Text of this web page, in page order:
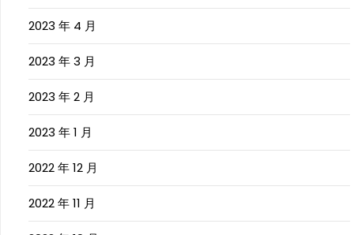
2023 年 4 月
2023 年 3 月
2023 年 2 月
2023 年 1 月
2022 年 12 月
2022 年 11 月